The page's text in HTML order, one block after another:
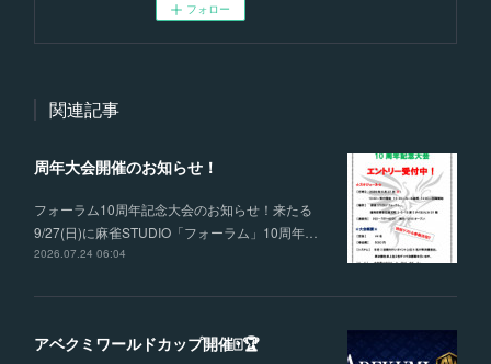
フォロー
関連記事
周年大会開催のお知らせ！
フォーラム10周年記念大会のお知らせ！来たる
9/27(日)に麻雀STUDIO「フォーラム」10周年…
2026.07.24 06:04
アベクミワールドカップ開催🀄🏆